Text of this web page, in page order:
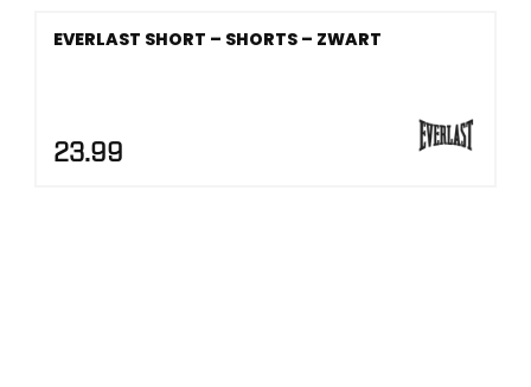
EVERLAST SHORT – SHORTS – ZWART
23.99